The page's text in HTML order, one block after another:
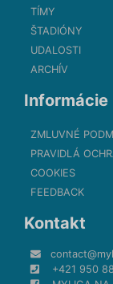
TÍMY
ŠTADIÓNY
UDALOSTI
ARCHÍV
Informácie
ZMLUVNÉ
PRAVIDLÁ
COOKIES
FEEDBACK
Kontakt
+421 950